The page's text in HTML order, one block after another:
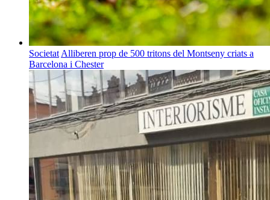
Societat Alliberen prop de 500 tritons del Montseny criats a
Barcelona i Chester